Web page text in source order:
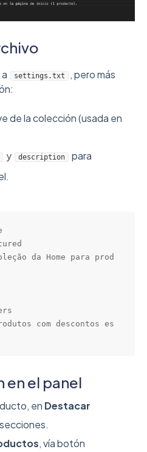
settings.txt
, pero más
de la colección (usada en
y description
para
en el panel
en Destacar
, vía botón